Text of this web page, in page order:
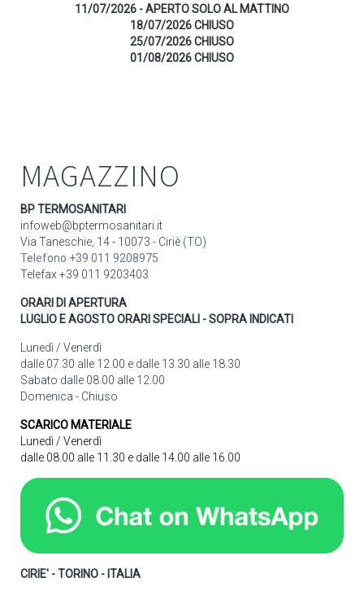
11/07/2026 - APERTO SOLO AL MATTINO
18/07/2026 CHIUSO
25/07/2026 CHIUSO
01/08/2026 CHIUSO
MAGAZZINO
BP TERMOSANITARI
infoweb@bptermosanitari.it
Via Taneschie, 14 - 10073 - Ciriè (TO)
Telefono +39 011 9208975
Telefax +39 011 9203403
ORARI DI APERTURA
LUGLIO E AGOSTO ORARI SPECIALI - SOPRA INDICATI
Lunedì / Venerdì
dalle 07.30 alle 12.00 e dalle 13.30 alle 18.30
Sabato dalle 08.00 alle 12.00
Domenica - Chiuso
SCARICO MATERIALE
Lunedì / Venerdì
dalle 08.00 alle 11.30 e dalle 14.00 alle 16.00
CIRIE' - TORINO - ITALIA